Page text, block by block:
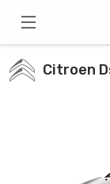
Citroen